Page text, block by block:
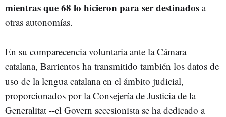
mientras que 68 lo hicieron para ser destinados a
otras autonomías.
En su comparecencia voluntaria ante la Cámara
catalana, Barrientos ha transmitido también los datos de
uso de la lengua catalana en el ámbito judicial,
proporcionados por la Consejería de Justicia de la
Generalitat --el Govern secesionista se ha dedicado a